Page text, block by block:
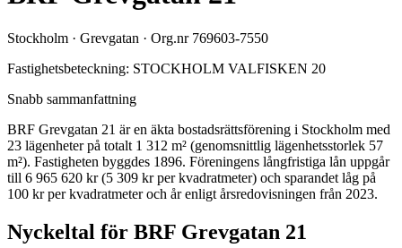
Stockholm · Grevgatan · Org.nr 769603-7550
Fastighetsbeteckning: STOCKHOLM VALFISKEN 20
Snabb sammanfattning
BRF Grevgatan 21 är en äkta bostadsrättsförening i Stockholm med
23 lägenheter på totalt 1 312 m² (genomsnittlig lägenhetsstorlek 57
m²). Fastigheten byggdes 1896. Föreningens långfristiga lån uppgår
till 6 965 620 kr (5 309 kr per kvadratmeter) och sparandet låg på
100 kr per kvadratmeter och år enligt årsredovisningen från 2023.
Nyckeltal för BRF Grevgatan 21